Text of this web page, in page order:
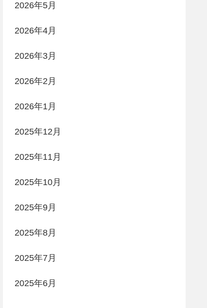
2026年5月
2026年4月
2026年3月
2026年2月
2026年1月
2025年12月
2025年11月
2025年10月
2025年9月
2025年8月
2025年7月
2025年6月